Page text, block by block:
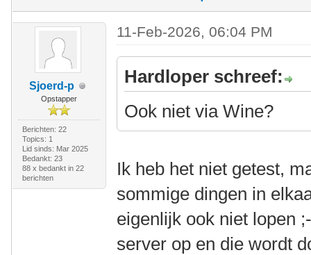
Sjoerd-p
Opstapper
Berichten: 22
Topics: 1
Lid sinds: Mar 2025
Bedankt: 23
88 x bedankt in 22
berichten
11-Feb-2026, 06:04 PM
Hardloper schreef:
Ook niet via Wine?
Ik heb het niet getest,
sommige dingen in
eigenlijk ook niet lopen
server op en die wordt